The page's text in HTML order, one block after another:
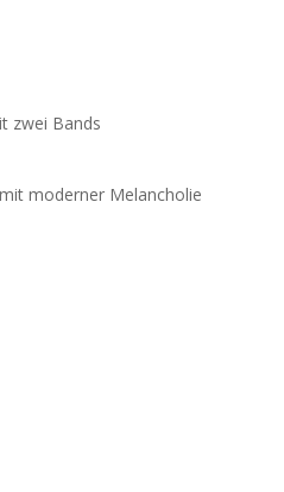
zwei Bands
moderner Melancholie